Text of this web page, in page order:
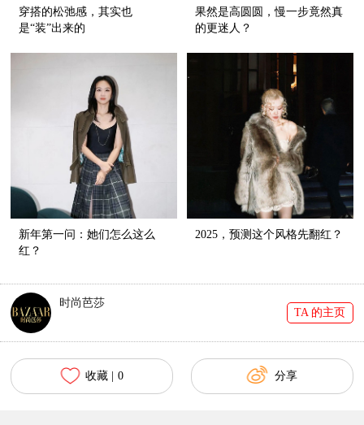
穿搭的松弛感，其实也
是“装”出来的
果然是高圆圆，慢一步竟然真
的更迷人？
新年第一问：她们怎么这么
红？
2025，预测这个风格先翻红？
时尚芭莎
TA 的主页
收藏 | 0 分享